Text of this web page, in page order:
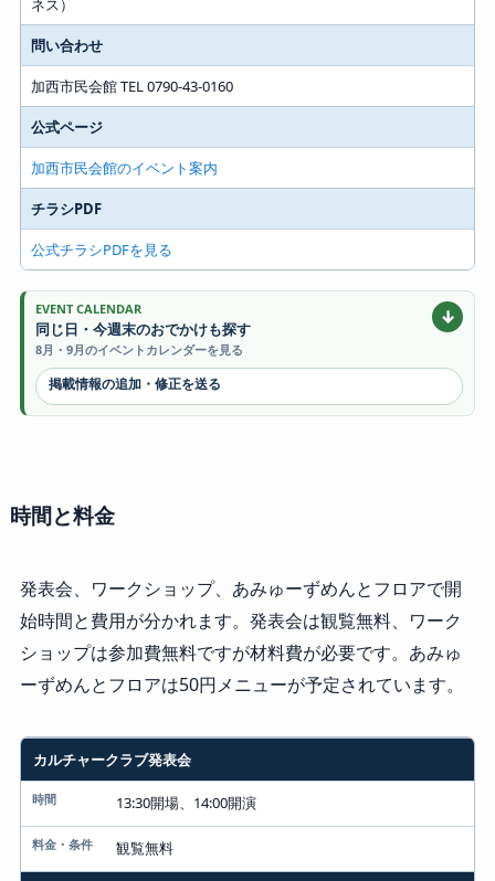
ネス）
問い合わせ
加西市民会館 TEL 0790-43-0160
公式ページ
加西市民会館のイベント案内
チラシPDF
公式チラシPDFを見る
EVENT CALENDAR
同じ日・今週末のおでかけも探す
8月・9月のイベントカレンダーを見る
↓
掲載情報の追加・修正を送る
時間と料金
発表会、ワークショップ、あみゅーずめんとフロアで開
始時間と費用が分かれます。発表会は観覧無料、ワーク
ショップは参加費無料ですが材料費が必要です。あみゅ
ーずめんとフロアは50円メニューが予定されています。
内容
時間
料金・条件
カルチャークラブ発表会
13:30開場、14:00開演
観覧無料